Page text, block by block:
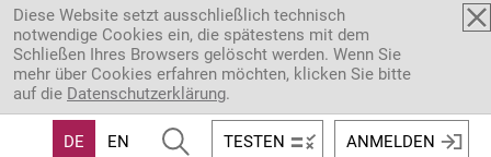
Direkt zum Inhalt
Diese Website setzt ausschließlich technisch
notwendige Cookies ein, die spätestens mit dem
Schließen Ihres Browsers gelöscht werden. Wenn Sie
mehr über Cookies erfahren möchten, klicken Sie bitte
auf die Datenschutzerklärung.
DE EN TESTEN ANMELDEN